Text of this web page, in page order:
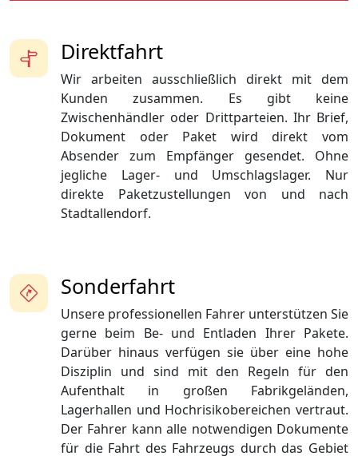
Sonderfahrt
Unsere professionellen Fahrer unterstützen Sie
gerne beim Be- und Entladen Ihrer Pakete.
Darüber hinaus verfügen sie über eine hohe
Disziplin und sind mit den Regeln für den
Aufenthalt in großen Fabrikgeländen,
Lagerhallen und Hochrisikobereichen vertraut.
Der Fahrer kann alle notwendigen Dokumente
für die Fahrt des Fahrzeugs durch das Gebiet
Direktfahrt
Wir arbeiten ausschließlich direkt mit dem
Kunden zusammen. Es gibt keine
Zwischenhändler oder Drittparteien. Ihr Brief,
Dokument oder Paket wird direkt vom
Absender zum Empfänger gesendet. Ohne
jegliche Lager- und Umschlagslager. Nur
direkte Paketzustellungen von und nach
Stadtallendorf.